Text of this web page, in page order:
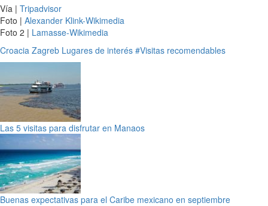
Vía | Tripadvisor
Foto | Alexander Klink-Wikimedia
Foto 2 | Lamasse-Wikimedia
Croacia Zagreb Lugares de interés #Visitas recomendables
Las 5 visitas para disfrutar en Manaos
Buenas expectativas para el Caribe mexicano en septiembre